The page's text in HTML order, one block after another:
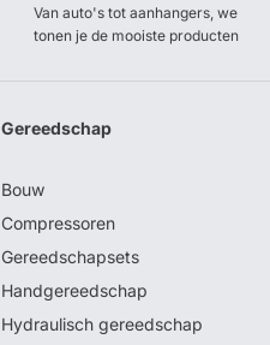
Van auto's tot aanhangers, we
tonen je de mooiste producten
Gereedschap
Bouw
Compressoren
Gereedschapsets
Handgereedschap
Hydraulisch gereedschap